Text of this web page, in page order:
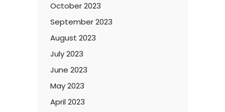
October 2023
September 2023
August 2023
July 2023
June 2023
May 2023
April 2023